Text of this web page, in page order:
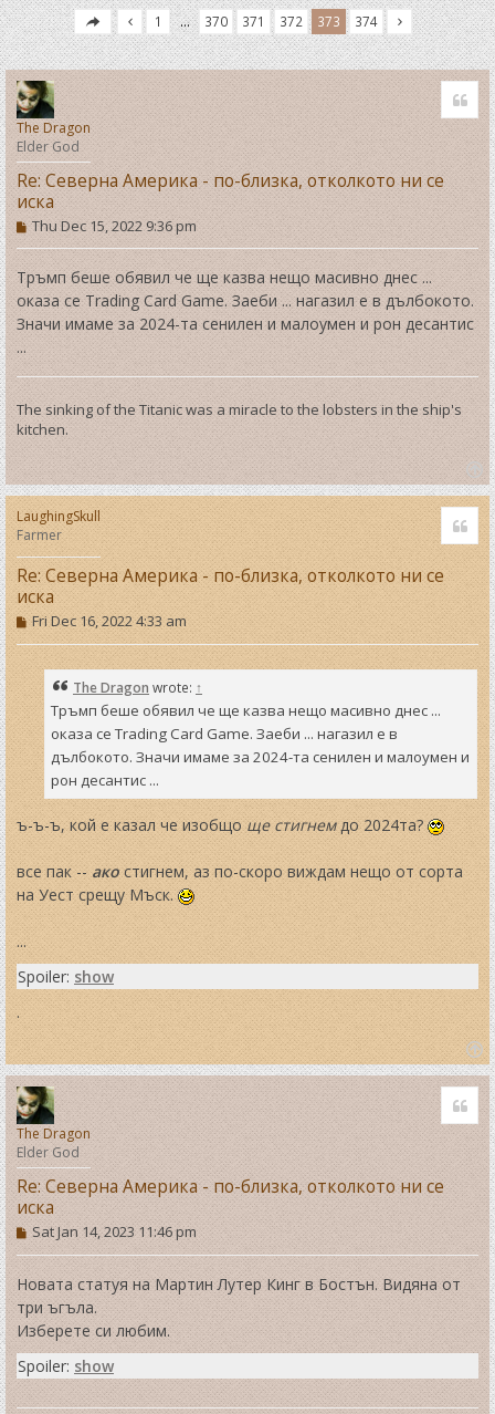
1 … 370 371 372 373 374
The Dragon
Elder God
Re: Северна Америка - по-близка, отколкото ни се
иска
P
o
s
t
Thu Dec 15, 2022 9:36 pm
Тръмп беше обявил че ще казва нещо масивно днес ...
оказа се Trading Card Game. Заеби ... нагазил е в дълбокото.
Значи имаме за 2024-та сенилен и малоумен и рон десантис
...
The sinking of the Titanic was a miracle to the lobsters in the ship's
kitchen.
T
o
p
LaughingSkull
Farmer
Re: Северна Америка - по-близка, отколкото ни се
иска
P
o
s
t
Fri Dec 16, 2022 4:33 am
The Dragon wrote: ↑
Тръмп беше обявил че ще казва нещо масивно днес ...
оказа се Trading Card Game. Заеби ... нагазил е в
дълбокото. Значи имаме за 2024-та сенилен и малоумен и
рон десантис ...
ъ-ъ-ъ, кой е казал че изобщоще стигнемдо 2024та?
все пак --акостигнем, аз по-скоро виждам нещо от сорта
на Уест срещу Мъск.
...
Spoiler: show
.
T
o
p
The Dragon
Elder God
Re: Северна Америка - по-близка, отколкото ни се
иска
P
o
s
t
Sat Jan 14, 2023 11:46 pm
Новата статуя на Мартин Лутер Кинг в Бостън. Видяна от
три ъгъла.
Изберете си любим.
Spoiler: show